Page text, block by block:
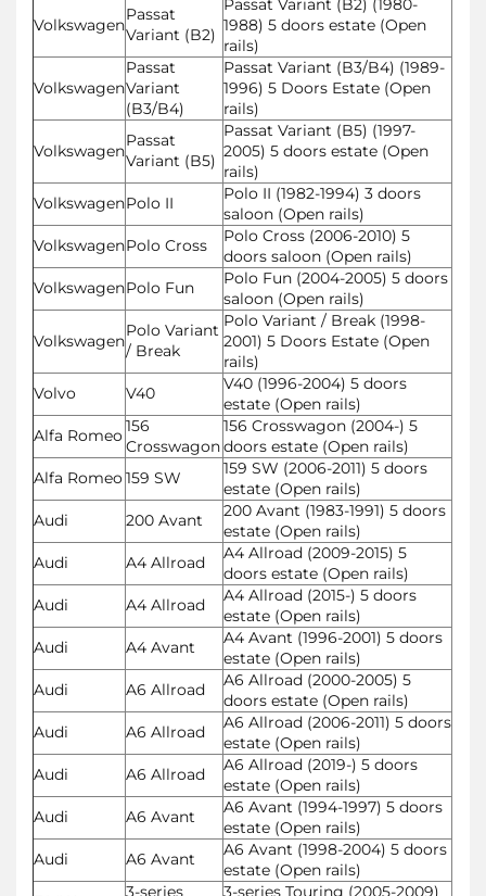
Volkswagen
Passat
Variant (B2)
Passat Variant (B2) (1980-
1988) 5 doors estate (Open
rails)
Volkswagen
Passat
Variant
(B3/B4)
Passat Variant (B3/B4) (1989-
1996) 5 Doors Estate (Open
rails)
Volkswagen
Passat
Variant (B5)
Passat Variant (B5) (1997-
2005) 5 doors estate (Open
rails)
VolkswagenPolo II
Polo II (1982-1994) 3 doors
saloon (Open rails)
VolkswagenPolo Cross
Polo Cross (2006-2010) 5
doors saloon (Open rails)
VolkswagenPolo Fun
Polo Fun (2004-2005) 5 doors
saloon (Open rails)
Volkswagen
Polo Variant
/ Break
Polo Variant / Break (1998-
2001) 5 Doors Estate (Open
rails)
Volvo
V40
V40 (1996-2004) 5 doors
estate (Open rails)
Alfa Romeo156
Crosswagon
156 Crosswagon (2004-) 5
doors estate (Open rails)
Alfa Romeo159 SW
159 SW (2006-2011) 5 doors
estate (Open rails)
Audi
200 Avant
200 Avant (1983-1991) 5 doors
estate (Open rails)
Audi
A4 Allroad
A4 Allroad (2009-2015) 5
doors estate (Open rails)
Audi
A4 Allroad
A4 Allroad (2015-) 5 doors
estate (Open rails)
Audi
A4 Avant
A4 Avant (1996-2001) 5 doors
estate (Open rails)
Audi
A6 Allroad
A6 Allroad (2000-2005) 5
doors estate (Open rails)
Audi
A6 Allroad
A6 Allroad (2006-2011) 5 doors
estate (Open rails)
Audi
A6 Allroad
A6 Allroad (2019-) 5 doors
estate (Open rails)
Audi
A6 Avant
A6 Avant (1994-1997) 5 doors
estate (Open rails)
Audi
A6 Avant
A6 Avant (1998-2004) 5 doors
estate (Open rails)
3-series
3-series Touring (2005-2009)